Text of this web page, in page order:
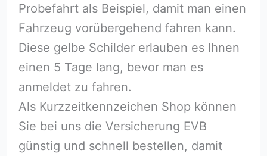
Probefahrt als Beispiel, damit man einen
Fahrzeug vorübergehend fahren kann.
Diese gelbe Schilder erlauben es Ihnen
einen 5 Tage lang, bevor man es
anmeldet zu fahren.
Als Kurzzeitkennzeichen Shop können
Sie bei uns die Versicherung EVB
günstig und schnell bestellen, damit